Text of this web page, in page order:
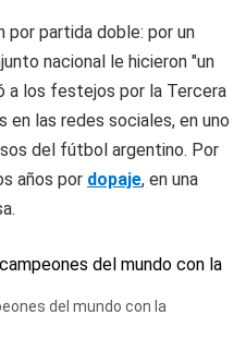
por partida doble: por un
nacional le hicieron "un
a los festejos por la Tercera
en las redes sociales, en uno
del fútbol argentino. Por
años por dopaje, en una
del mundo con la